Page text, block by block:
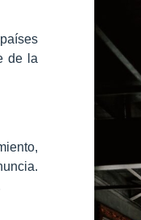
de la